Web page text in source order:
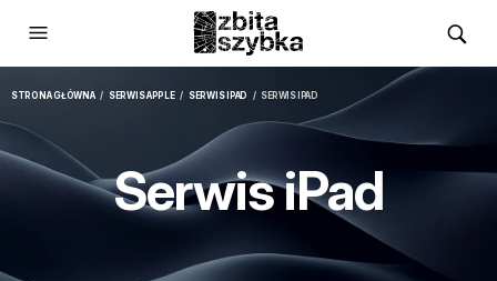
STRONA GŁÓWNA/ SERWIS APPLE/ SERWIS IPAD / SERWIS IPAD
Serwis iPad